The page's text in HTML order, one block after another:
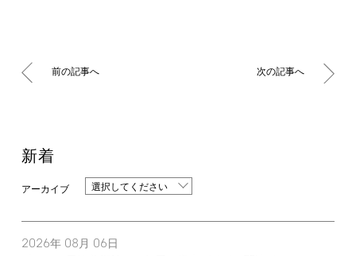
前の記事へ 次の記事へ
新着
選択してください
2026年 08月 06 日